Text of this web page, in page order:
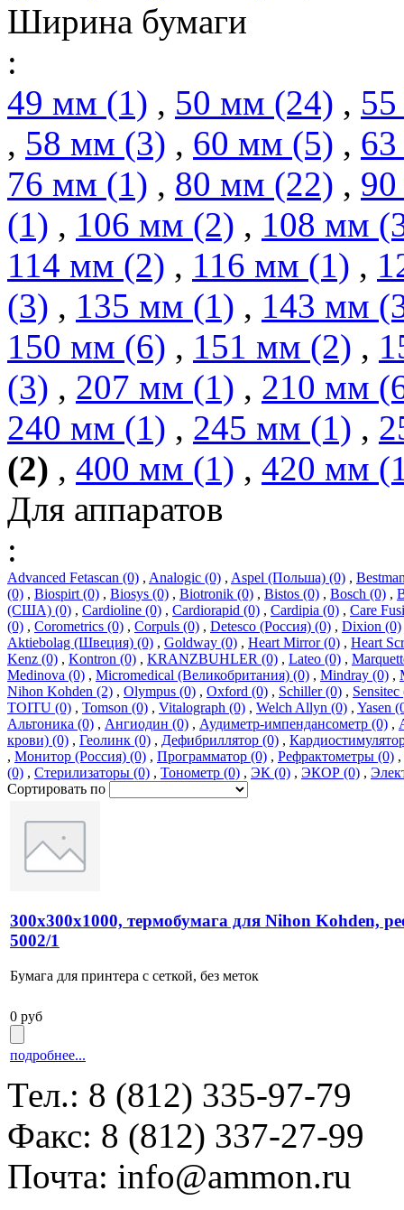
Ширина бумаги
:
49 мм (1) , 50 мм (24) ,
, 58 мм (3) , 60 мм (5) ,
76 мм (1) , 80 мм (22) ,
(1) , 106 мм (2) , 108 мм
114 мм (2) , 116 мм (1) ,
(3) , 135 мм (1) , 143 мм
150 мм (6) , 151 мм (2) ,
(3) , 207 мм (1) , 210 мм
240 мм (1) , 245 мм (1) ,
(2) , 400 мм (1) , 420 мм
Для аппаратов
:
Advanced Fetascan (0) , Analogic (0) , Aspel (Польша) (0) ,
(0) , Biospirt (0) , Biosys (0) , Biotronik (0) , Bistos (0) , Bosch (0) ,
(США) (0) , Cardioline (0) , Cardiorapid (0) , Cardipia (0) , Care
(0) , Corometrics (0) , Corpuls (0) , Detesco (Россия) (0) , Dixion (0)
Aktiebolag (Швеция) (0) , Goldway (0) , Heart Mirror (0) , Heart
Kenz (0) , Kontron (0) , KRANZBUHLER (0) , Lateo (0) ,
Medinova (0) , Micromedical (Великобритания) (0) , Mindray (0) ,
Nihon Kohden (2) , Olympus (0) , Oxford (0) , Schiller (0) , Sensitec
TOITU (0) , Tomson (0) , Vitalograph (0) , Welch Allyn (0) , Yasen
Альтоника (0) , Ангиодин (0) , Аудиметр-импендансометр (0) ,
крови) (0) , Геолинк (0) , Дефибриллятор (0) ,
, Монитор (Россия) (0) , Программатор (0) , Рефрактометры (0) ,
(0) , Стерилизаторы (0) , Тонометр (0) , ЭК (0) , ЭКОР (0) ,
Сортировать по
300х300х1000, термобумага для Nihon Kohden,
5002/1
Бумага для принтера с сеткой, без меток
0 руб
подробнее...
Тел.: 8 (812) 335-97-79
Факс: 8 (812) 337-27-99
Почта: info@ammon.ru